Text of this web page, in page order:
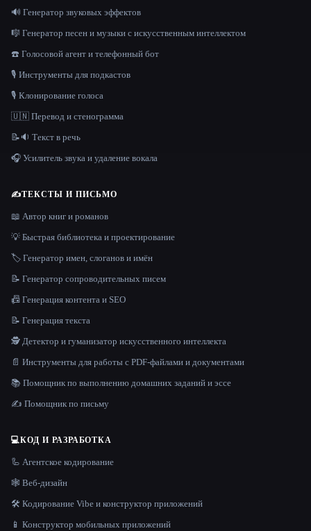
🔊 Генератор звуковых эффектов
🎼 Генератор песен и музыки с искусственным интеллектом
☎️ Голосовой агент и телефонный бот
🎙️ Инструменты для подкастов
🎙️ Клонирование голоса
🇺🇳 Перевод и стенограмма
📝🔉 Текст в речь
🎧 Усилитель звука и удаление вокала
✍️ТЕКСТЫ И ПИСЬМО
📖 Автор книг и романов
💡 Быстрая библиотека и проектирование
🏷️ Генератор имен, слоганов и имён
📝 Генератор сопроводительных писем
📠 Генерация контента и SEO
📝 Генерация текста
🕵️ Детектор и гуманизатор искусственного интеллекта
📄 Инструменты для работы с PDF-файлами и документами
📚 Помощник по выполнению домашних заданий и эссе
✍️ Помощник по письму
💻КОД И РАЗРАБОТКА
🦾 Агентское кодирование
🕸 Веб-дизайн
🛠️ Кодирование Vibe и конструктор приложений
📱 Конструктор мобильных приложений